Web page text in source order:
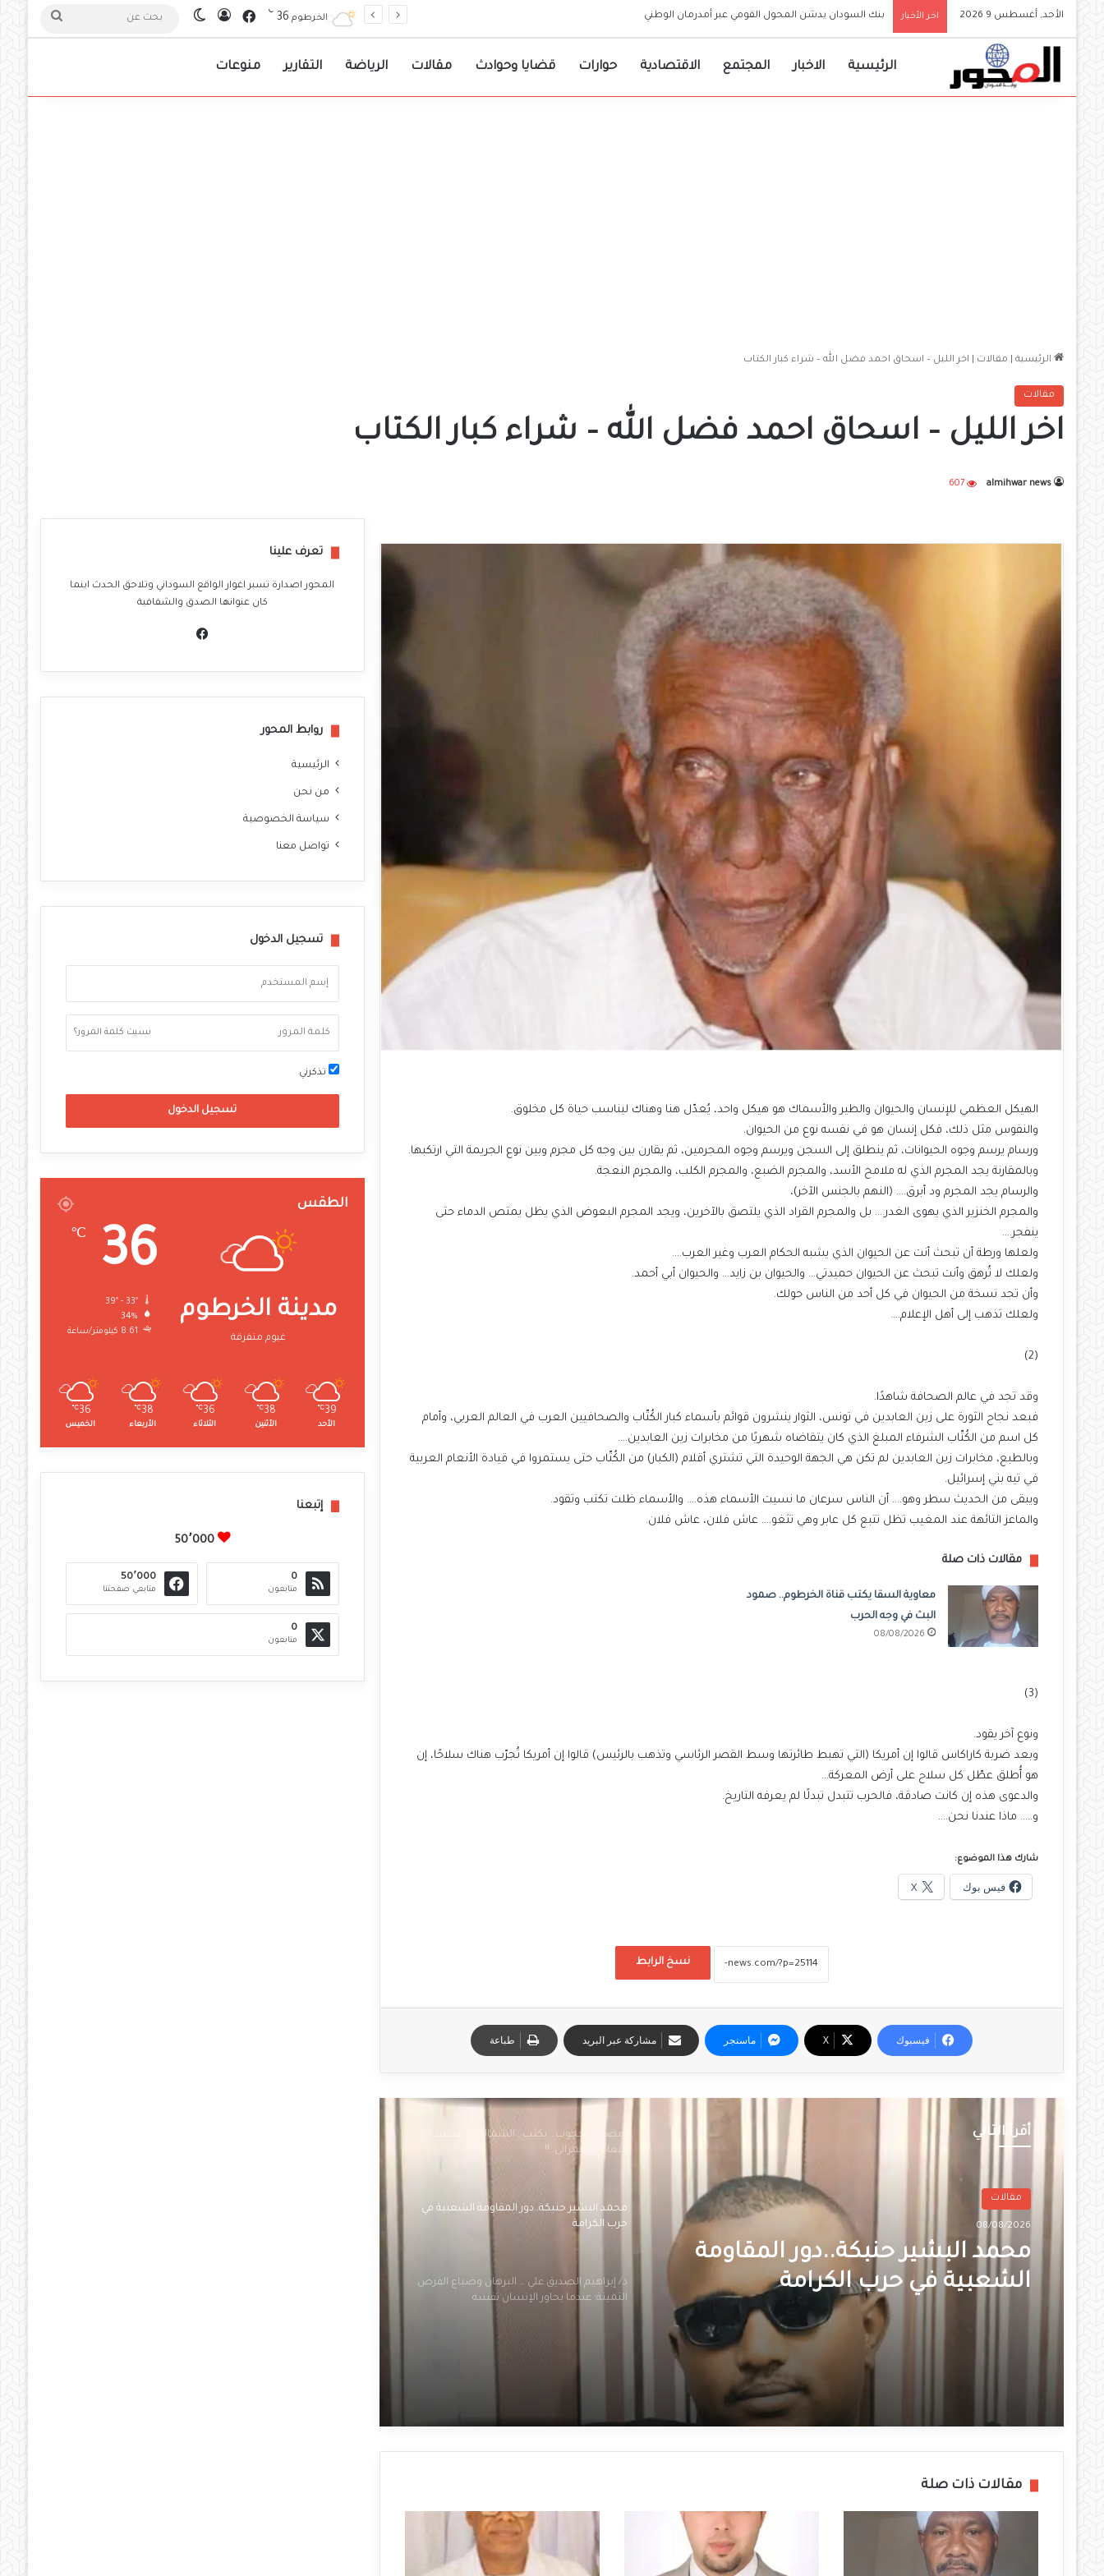
الأحد, أغسطس 9 2026 اخر الأخبار أخطر تصريح لياسر العطا منذ اندلاع الحرب .. ما القصة الخرطوم 36
℃ فيسبوكتسجيل الدخول
الوضع المظلم
الرئيسية الاخبار المجتمع الاقتصادية حوارات قضايا وحوادث مقالات الرياضة التقارير منوعات
الرئيسية مقالات اخر الليل – اسحاق احمد فضل الله – شراء كبار الكتاب
مقالات
اخر الليل – اسحاق احمد فضل الله – شراء كبار الكتاب
almihwar news
607
الهيكل العظمي للإنسان والحيوان والطير والأسماك هو هيكل واحد، يُعدّل هنا وهناك ليناسب حياة كل مخلوق.
والنفوس مثل ذلك، فكل إنسان هو في نفسه نوع من الحيوان.
ورسام يرسم وجوه الحيوانات، ثم ينطلق إلى السجن ويرسم وجوه المجرمين، ثم يقارن بين وجه كل مجرم وبين نوع الجريمة التي ارتكبها.
وبالمقارنة يجد المجرم الذي له ملامح الأسد، والمجرم الضبع، والمجرم الكلب، والمجرم النعجة.
والرسام يجد المجرم ود أبرق…. (النهم بالجنس الآخر)،
والمجرم الخنزير الذي يهوى الغدر…. بل والمجرم القراد الذي يلتصق بالآخرين، ويجد المجرم البعوض الذي يظل يمتص الدماء حتى
ينفجر….
ولعلها ورطة أن تبحث أنت عن الحيوان الذي يشبه الحكام العرب وغير العرب….
ولعلك لا تُرهق وأنت تبحث عن الحيوان حميدتي… والحيوان بن زايد… والحيوان أبي أحمد.
وأن تجد نسخة من الحيوان في كل أحد من الناس حولك.
ولعلك تذهب إلى أهل الإعلام….
(2)
وقد تجد في عالم الصحافة شاهدًا.
فبعد نجاح الثورة على زين العابدين في تونس، الثوار ينشرون قوائم بأسماء كبار الكُتّاب والصحافيين العرب في العالم العربي، وأمام
كل اسم من الكُتّاب الشرفاء المبلغ الذي كان يتقاضاه شهريًا من مخابرات زين العابدين….
وبالطبع، مخابرات زين العابدين لم تكن هي الجهة الوحيدة التي تشتري أقلام (الكبار) من الكُتّاب حتى يستمروا في قيادة الأنعام العربية
في تيه بني إسرائيل.
ويبقى من الحديث سطر وهو…. أن الناس سرعان ما نسيت الأسماء هذه…. والأسماء ظلت تكتب وتقود.
والماعز التائهة عند المغيب تظل تتبع كل عابر وهي تثغو…. عاش فلان، عاش فلان.
مقالات ذات صلة
معاوية السقا يكتب قناة الخرطوم.. صمود
البث في وجه الحرب
08/08/2026
(3)
ونوع آخر يقود.
وبعد ضربة كاراكاس قالوا إن أمريكا (التي تهبط طائرتها وسط القصر الرئاسي وتذهب بالرئيس) قالوا إن أمريكا تُجرّب هناك سلاحًا، إن
هو أُطلق عطّل كل سلاح على أرض المعركة…
والدعوى هذه إن كانت صادقة، فالحرب تتبدل تبدلًا لم يعرفه التاريخ.
و….. ماذا عندنا نحن….
شارك هذا الموضوع:
فيس بوك X
نسخ الرابط
فيسبوك ‫X ماسنجر مشاركة عبر البريد طباعة
أقرأ التالي
مقالات
08/08/2026
محمد البشير حنبكة..دور المقاومة
الشعبية في حرب الكرامة
رمضان محجوب… يكتب : الشمالية و هندسة
التعافي العمراني..!!
محمد البشير حنبكة..دور المقاومة الشعبية في
حرب الكرامة
د/ إبراهيم الصديق علي … البرهان وضياع الفرص
الثمينة: عندما يحاور الإنسان نفسه
مقالات ذات صلة
تعرف علينا
المحور اصدارة تسبر اغوار الواقع السوداني وتلاحق الحدث اينما
كان عنوانها الصدق والشفافية
وك
روابط المحور
الرئيسية
من نحن
سياسة الخصوصية
تواصل معنا
تسجيل الدخول
نسيت كلمة المرور؟
تذكرني
تسجيل الدخول
الطقس
مدينة الخرطوم
غيوم متفرقة
36
℃
34%
8.61 كيلومتر/ساعة
39
℃
الأحد
38
℃
الأثنين
36
℃
الثلاثاء
38
℃
الأربعاء
36
℃
الخميس
إتبعنا
50٬000
0
متابعون
50٬000
متابعي صفحتنا
0
متابعون